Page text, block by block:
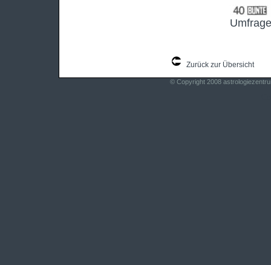
Zurück zur Übersicht
© Copyright 2008